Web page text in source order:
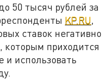
50 тысяч рублей за
KP.RU,
ставок негативно
которым приходится
и использовать